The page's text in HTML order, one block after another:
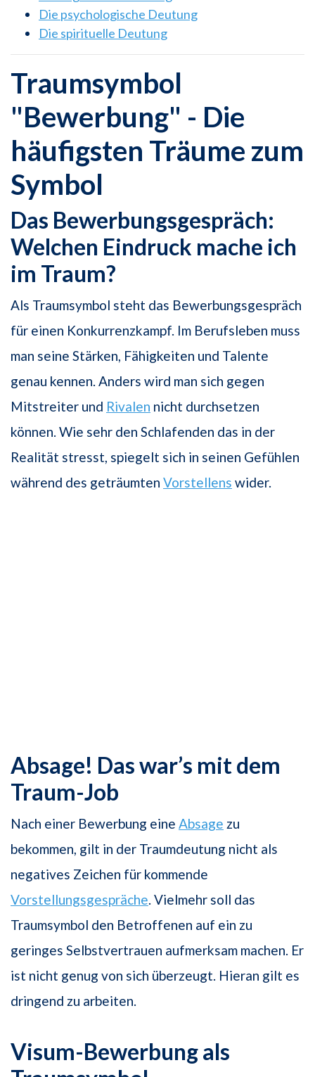
Die psychologische Deutung
Die spirituelle Deutung
Traumsymbol
"Bewerbung" - Die
häufigsten Träume zum
Symbol
Das Bewerbungsgespräch:
Welchen Eindruck mache ich
im Traum?
Als Traumsymbol steht das Bewerbungsgespräch
für einen Konkurrenzkampf. Im Berufsleben muss
man seine Stärken, Fähigkeiten und Talente
genau kennen. Anders wird man sich gegen
Mitstreiter und Rivalen nicht durchsetzen
können. Wie sehr den Schlafenden das in der
Realität stresst, spiegelt sich in seinen Gefühlen
während des geträumten Vorstellens wider.
Absage! Das war’s mit dem
Traum-Job
Nach einer Bewerbung eine Absage zu
bekommen, gilt in der Traumdeutung nicht als
negatives Zeichen für kommende
Vorstellungsgespräche . Vielmehr soll das
Traumsymbol den Betroffenen auf ein zu
geringes Selbstvertrauen aufmerksam machen. Er
ist nicht genug von sich überzeugt. Hieran gilt es
dringend zu arbeiten.
Visum-Bewerbung als